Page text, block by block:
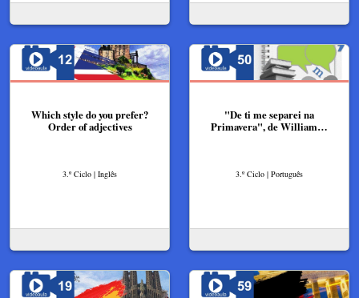
Which style do you prefer?
Order of adjectives
3.º Ciclo | Inglês
"De ti me separei na
Primavera", de William…
3.º Ciclo | Português